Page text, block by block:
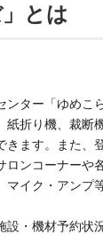
とは
ンター「ゆめこ
紙折り機、裁断
きます。また、
ロンコーナーや
マイク・アンプ
設・機材予約状